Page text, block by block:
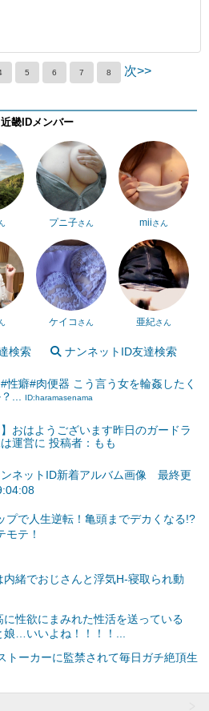
5 6 7 8 次>>
畿IDメンバー
プニ子さん miiさん
ケイコ さん 亜紀さん
検索 ナンネットID友達検索
#性癖#肉便器 こう言う女を輪姦したく
...
ID:haramasenama
】おはようございます昨日のガードラ
運営に 投稿者：もも
ンネットID新着アルバム画像 最終更